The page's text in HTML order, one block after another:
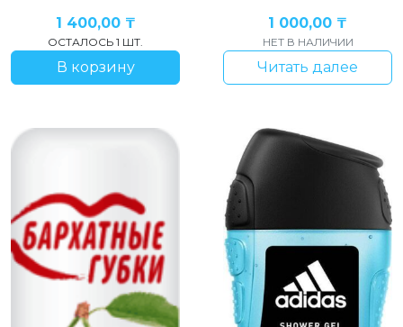
1 400,00 ₸
ОСТАЛОСЬ 1 ШТ.
В корзину
1 000,00 ₸
НЕТ В НАЛИЧИИ
Читать далее